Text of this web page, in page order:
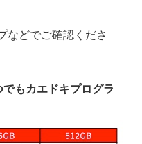
などでご確認くださ
もカエドキプログラ